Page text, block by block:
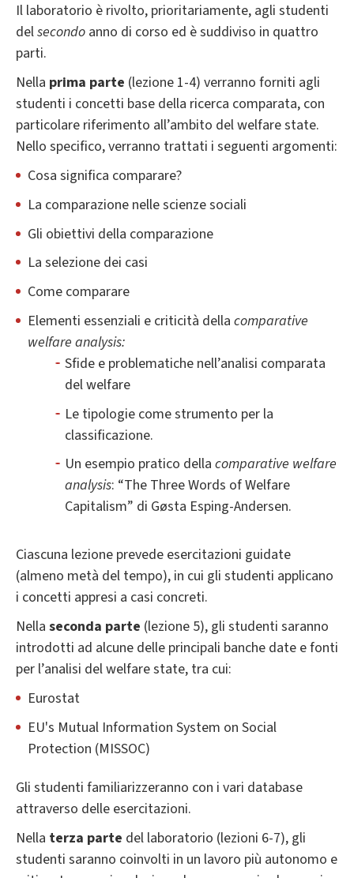
Il laboratorio è rivolto, prioritariamente, agli studenti
delsecondo anno di corso ed è suddiviso in quattro
parti.
Nella prima parte (lezione 1-4) verranno forniti agli
studenti i concetti base della ricerca comparata, con
particolare riferimento all’ambito del welfare state.
Nello specifico, verranno trattati i seguenti argomenti:
Cosa significa comparare?
La comparazione nelle scienze sociali
Gli obiettivi della comparazione
La selezione dei casi
Come comparare
Elementi essenziali e criticità della comparative
welfare analysis:
Sfide e problematiche nell’analisi comparata
del welfare
Le tipologie come strumento per la
classificazione.
Un esempio pratico della comparative welfare
analysis: “The Three Words of Welfare
Capitalism” di Gøsta Esping-Andersen.
Ciascuna lezione prevede esercitazioni guidate
(almeno metà del tempo), in cui gli studenti applicano
i concetti appresi a casi concreti.
Nella seconda parte (lezione 5), gli studenti saranno
introdotti ad alcune delle principali banche date e fonti
per l’analisi del welfare state, tra cui:
Eurostat
EU's Mutual Information System on Social
Protection (MISSOC)
Gli studenti familiarizzeranno con i vari database
attraverso delle esercitazioni.
Nella terza parte del laboratorio (lezioni 6-7), gli
studenti saranno coinvolti in un lavoro più autonomo e